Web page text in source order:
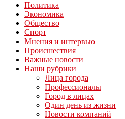
Политика
Экономика
Общество
Спорт
Мнения и интервью
Происшествия
Важные новости
Наши рубрики
Лица города
Профессионалы
Город в лицах
Один день из жизни
Новости компаний